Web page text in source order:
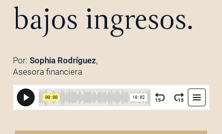
bajos ingresos.
Por: Sophia Rodríguez,
Asesora financiera